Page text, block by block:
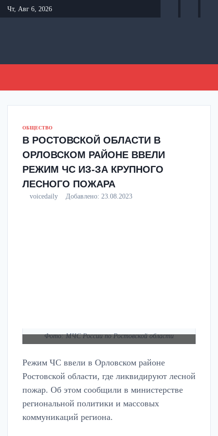
Перейти
к
Чт, Авг 6, 2026
ОБЩЕСТВО
В РОСТОВСКОЙ ОБЛАСТИ В
ОРЛОВСКОМ РАЙОНЕ ВВЕЛИ
РЕЖИМ ЧС ИЗ-ЗА КРУПНОГО
ЛЕСНОГО ПОЖАРА
voicedaily Добавлено: 23.08.2023
Фото: МЧС России по Ростовской области
Режим ЧС ввели в Орловском районе
Ростовской области, где ликвидируют лесной
пожар. Об этом сообщили в министерстве
региональной политики и массовых
коммуникаций региона.